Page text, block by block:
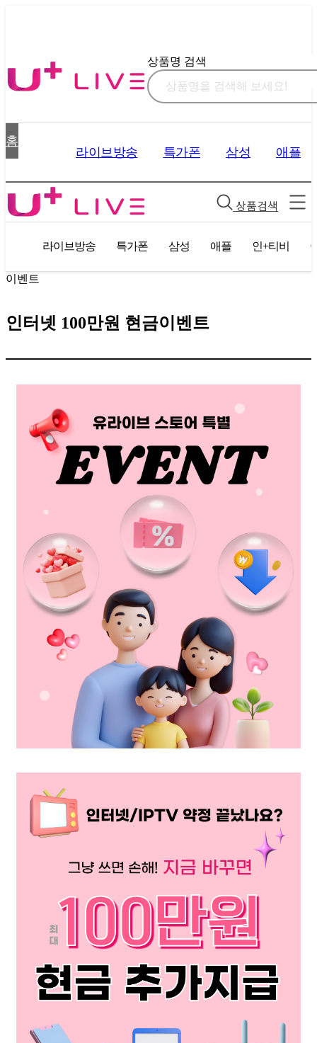
상품명 검색
홈
라이브방송
특가폰 삼성 애플
상품검색
라이브방송 특가폰 삼성 애플 인+티비
이벤트
인터넷 100만원 현금이벤트